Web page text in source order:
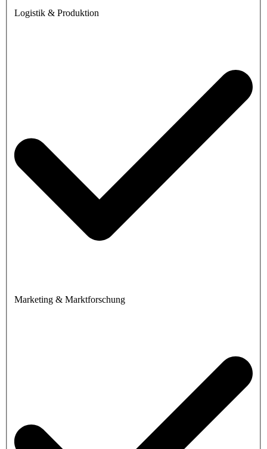
Logistik & Produktion
Marketing & Marktforschung